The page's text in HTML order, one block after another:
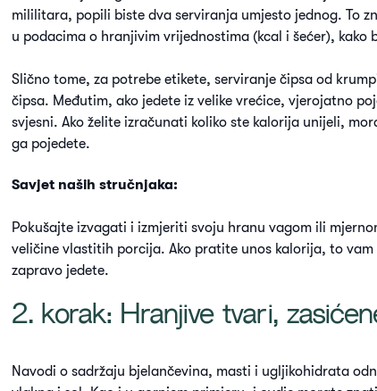
mililitara, popili biste dva serviranja umjesto jednog. To
u podacima o hranjivim vrijednostima (kcal i šećer), kako
Slično tome, za potrebe etikete, serviranje čipsa od
čipsa. Međutim, ako jedete iz velike vrećice, vjerojatno
svjesni. Ako želite izračunati koliko ste kalorija unijeli,
ga pojedete.
Savjet naših stručnjaka:
Pokušajte izvagati i izmjeriti svoju hranu vagom ili
veličine vlastitih porcija. Ako pratite unos kalorija, to
zapravo jedete.
2. korak: Hranjive tvari,
Navodi o sadržaju bjelančevina, masti i ugljikohidrata